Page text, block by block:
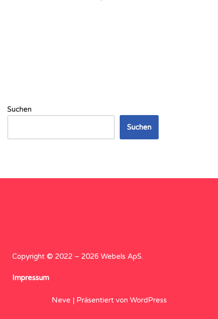
Suchen
Suchen
Copyright © 2022 – 2026 Webels ApS.
Impressum
Neve | Präsentiert von WordPress